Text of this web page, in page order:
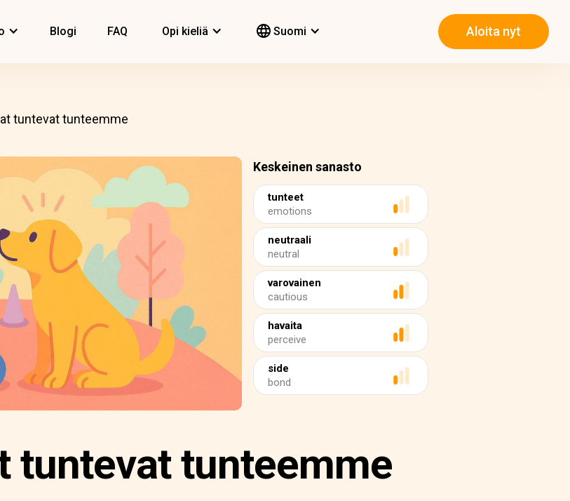
Blogi FAQ Opi kieliä Suomi Aloita nyt
tuntevat tunteemme
Keskeinen sanasto
tunteet
emotions
neutraali
neutral
varovainen
cautious
havaita
perceive
side
bond
tuntevat tunteemme